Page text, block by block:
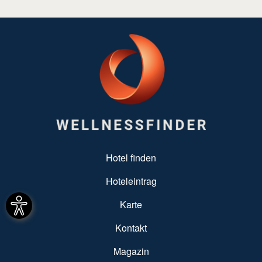
Hotel finden
Hoteleintrag
Karte
Kontakt
Magazin